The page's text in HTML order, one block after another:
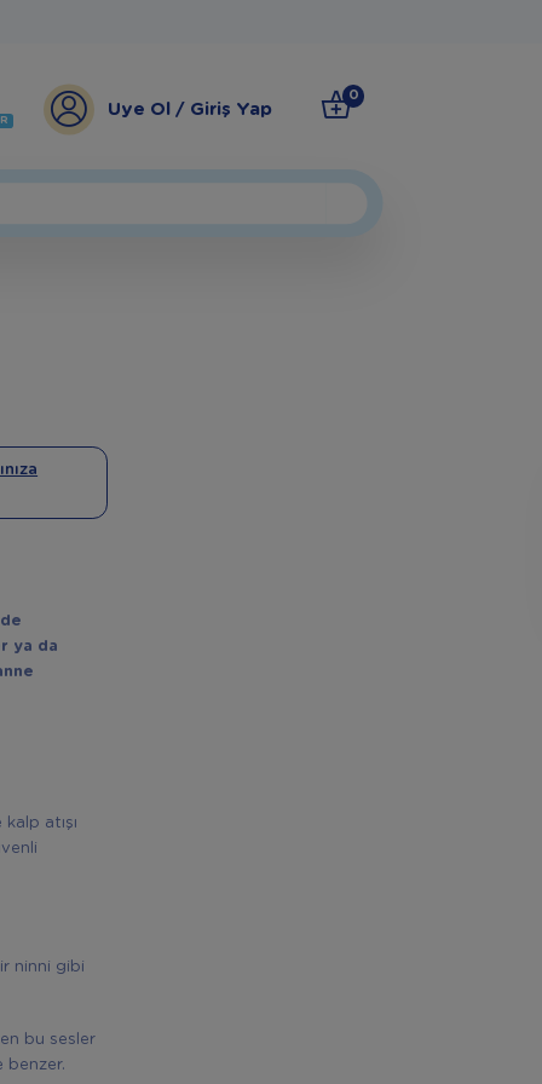
Üye Ol / Giriş Yap
0
ya da
atışı
ninni gibi
bu sesler
benzer.